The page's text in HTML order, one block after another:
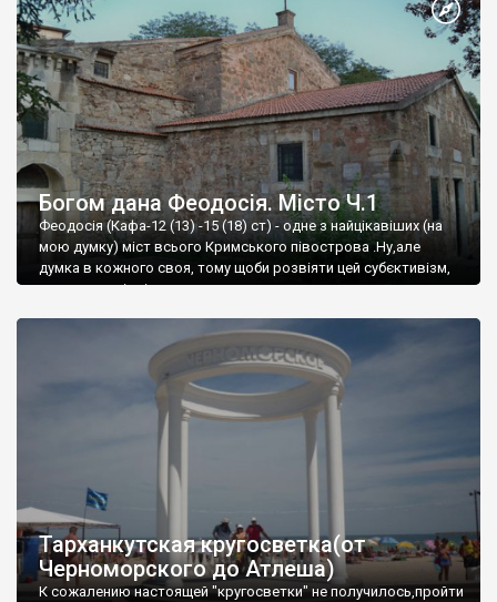
Богом дана Феодосія. Місто Ч.1
Феодосія (Кафа-12 (13) -15 (18) ст) - одне з найцікавіших (на
мою думку) міст всього Кримського півострова .Ну,але
думка в кожного своя, тому щоби розвіяти цей субєктивізм,
запрошую відвідати це
Тарханкутская кругосветка(от
Черноморского до Атлеша)
К сожалению настоящей "кругосветки" не получилось,пройти